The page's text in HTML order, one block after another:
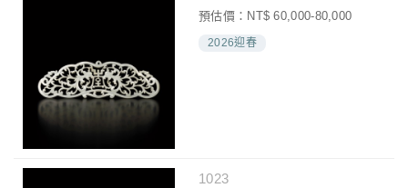
預估價：NT$ 60,000-80,000
2026迎春
1023